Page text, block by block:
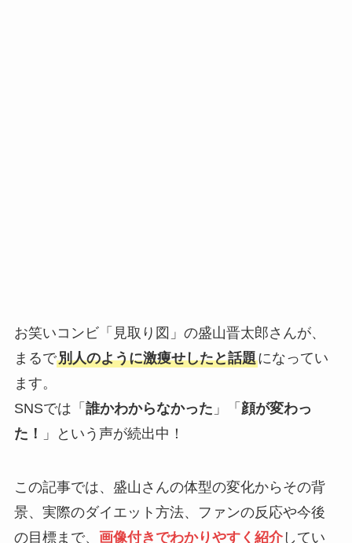
お笑いコンビ「見取り図」の盛山晋太郎さんが、
まるで別人のように激痩せしたと話題になってい
ます。
SNSでは「 誰かわからなかった 」「 顔が変わっ
た！
」という声が続出中！
この記事では、盛山さんの体型の変化からその背
景、実際のダイエット方法、ファンの反応や今後
の目標まで、 画像付きでわかりやすく紹介してい